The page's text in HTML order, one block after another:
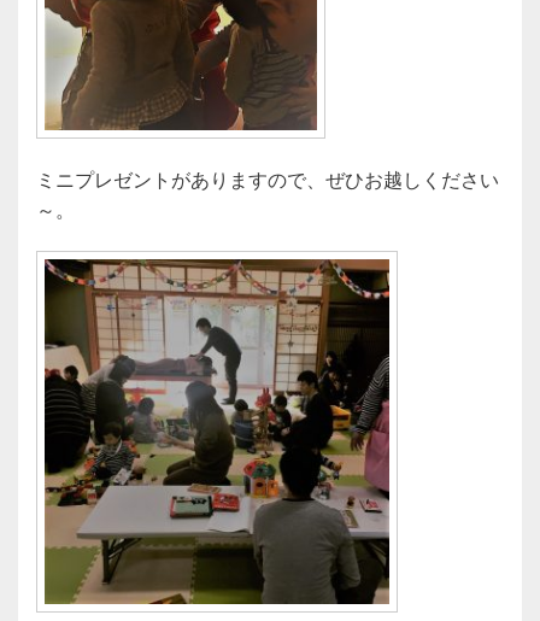
ミニプレゼントがありますので、ぜひお越しください
～。